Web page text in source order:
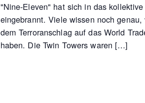
"Nine-Eleven" hat sich in das
eingebrannt. Viele wissen noch
dem Terroranschlag auf das World
haben. Die Twin Towers waren […]